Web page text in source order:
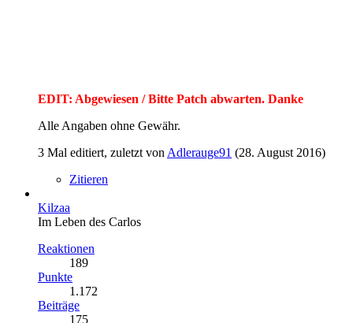
EDIT: Abgewiesen / Bitte Patch abwarten. Danke
Alle Angaben ohne Gewähr.
3 Mal editiert, zuletzt von Adlerauge91 (28. August 2016)
Zitieren
Kilzaa
Im Leben des Carlos
Reaktionen
189
Punkte
1.172
Beiträge
175